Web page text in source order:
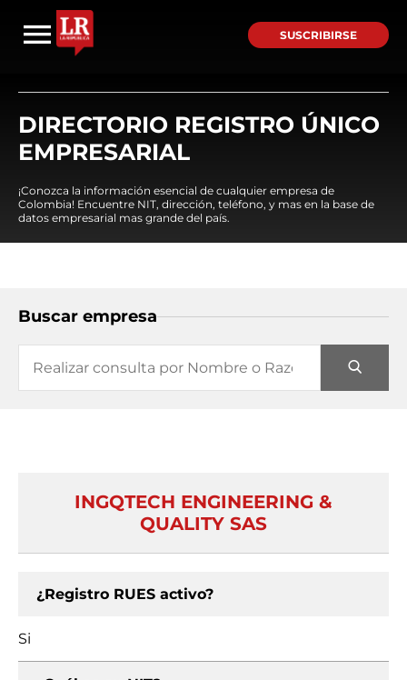
SUSCRIBIRSE
DIRECTORIO REGISTRO ÚNICO
EMPRESARIAL
¡Conozca la información esencial de cualquier empresa de
Colombia! Encuentre NIT, dirección, teléfono, y mas en la base de
datos empresarial mas grande del país.
Buscar empresa
INGQTECH ENGINEERING &
QUALITY SAS
¿Registro RUES activo?
Si